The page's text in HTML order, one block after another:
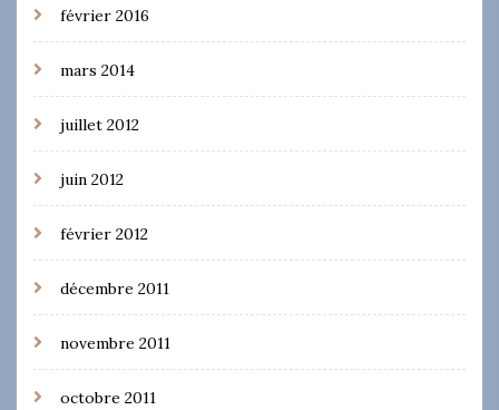
février 2016
mars 2014
juillet 2012
juin 2012
février 2012
décembre 2011
novembre 2011
octobre 2011